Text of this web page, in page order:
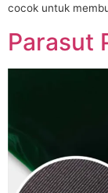
cocok untuk
Parasut